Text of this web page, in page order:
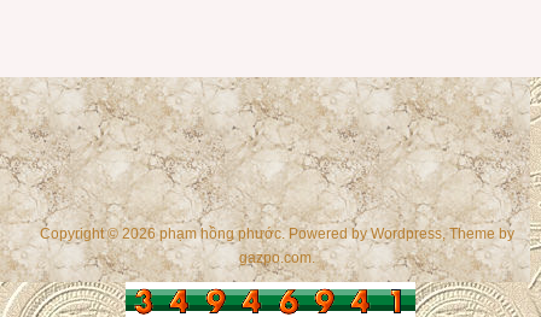
Copyright © 2026 phạm hồng phước. Powered byWordpress, Theme by
gazpo.com.